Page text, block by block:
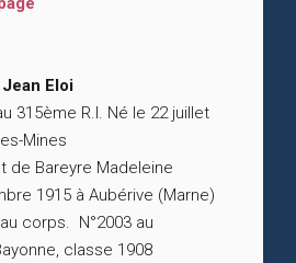
Jean Eloi
315ème R.I. Né le 22 juillet
Mines
de Bareyre Madeleine
1915 à Aubérive (Marne)
corps. N°2003 au
classe 1908